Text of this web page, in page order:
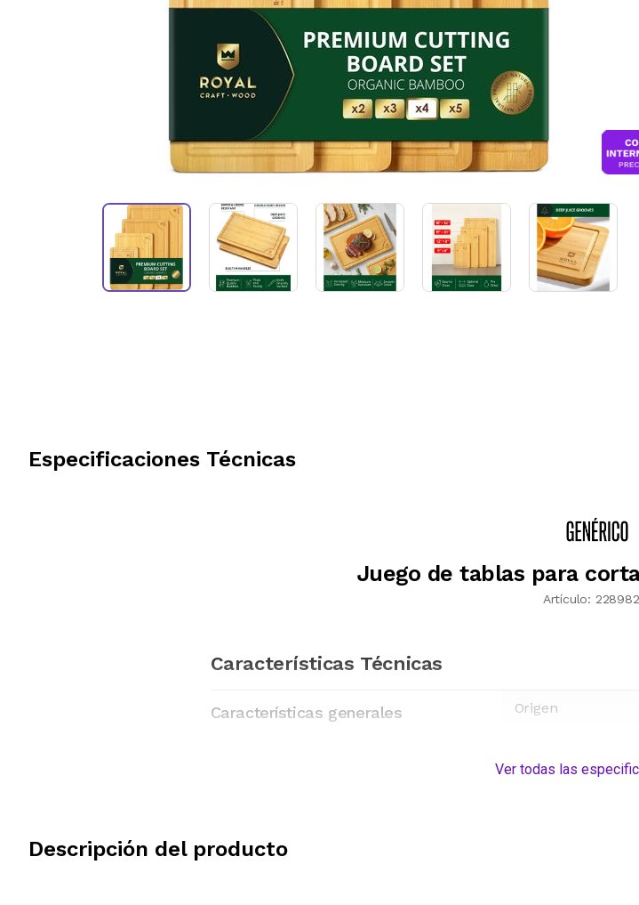
Especificaciones Técnicas
Juego de tablas para
Artículo:
Características Técnicas
Características generales Origen
Ver todas las
Descripción del producto